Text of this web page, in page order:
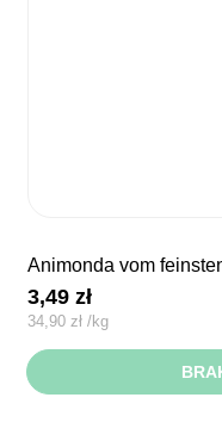
animonda vom
3,49zł
34,90zł /kg